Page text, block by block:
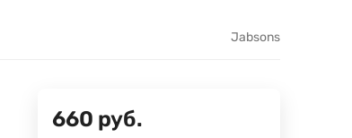
Jabsons
660 руб.